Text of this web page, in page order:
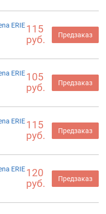
ERIE115
руб.
Предзаказ
ERIE105
руб.
Предзаказ
ERIE115
руб.
Предзаказ
ERIE120
руб.
Предзаказ